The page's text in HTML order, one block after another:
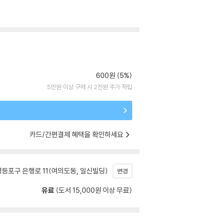
600원 (5%)
5만원 이상 구매 시 2천원 추가 적립
카드/간편결제 혜택을 확인하세요
포구 은행로 11(여의도동, 일신빌딩) 변경
유료 (도서 15,000원 이상 무료)